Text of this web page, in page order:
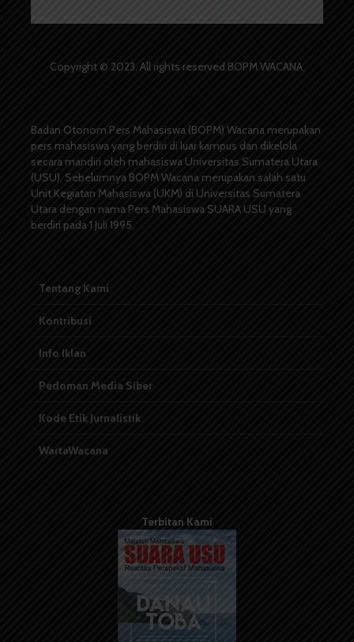
Copyright © 2023. All rights reserved BOPM WACANA.
Badan Otonom Pers Mahasiswa (BOPM) Wacana merupakan
pers mahasiswa yang berdiri di luar kampus dan dikelola
secara mandiri oleh mahasiswa Universitas Sumatera Utara
(USU). Sebelumnya BOPM Wacana merupakan salah satu
Unit Kegiatan Mahasiswa (UKM) di Universitas Sumatera
Utara dengan nama Pers Mahasiswa SUARA USU yang
berdiri pada 1 Juli 1995.
Tentang Kami
Kontribusi
Info Iklan
Pedoman Media Siber
Kode Etik Jurnalistik
WartaWacana
Terbitan Kami